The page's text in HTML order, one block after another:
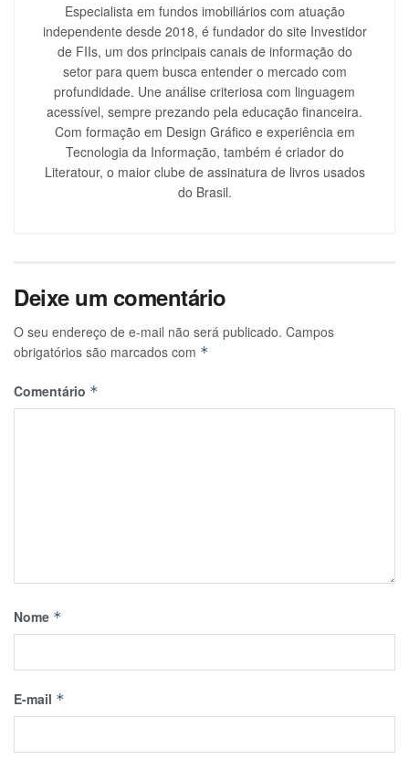
Especialista em fundos imobiliários com atuação
independente desde 2018, é fundador do site Investidor
de FIIs, um dos principais canais de informação do
setor para quem busca entender o mercado com
profundidade. Une análise criteriosa com linguagem
acessível, sempre prezando pela educação financeira.
Com formação em Design Gráfico e experiência em
Tecnologia da Informação, também é criador do
Literatour, o maior clube de assinatura de livros usados
do Brasil.
Deixe um comentário
O seu endereço de e-mail não será publicado. Campos
obrigatórios são marcados com *
Comentário *
Nome *
E-mail *